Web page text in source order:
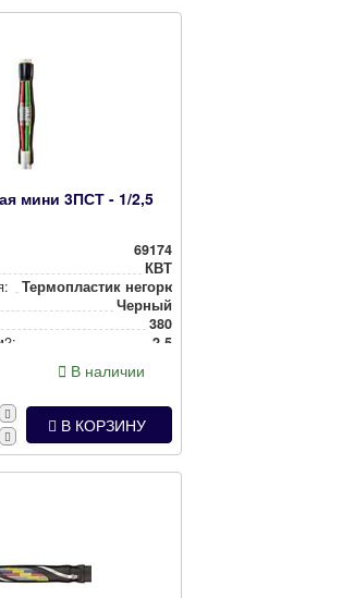
мини 3ПСТ - 1/2,5
69174
КВТ
Тер­моп­лас­тик негорючий
Черный
380
2.5
В наличии
В КОРЗИНУ